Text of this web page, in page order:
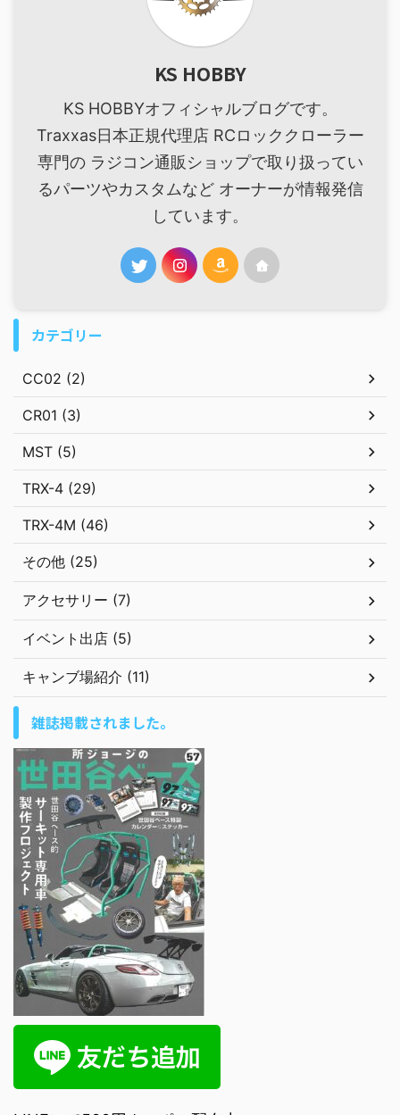
KS HOBBY
KS HOBBYオフィシャルブログです。
Traxxas日本正規代理店 RCロッククローラー
専門の ラジコン通販ショップで取り扱ってい
るパーツやカスタムなど オーナーが情報発信
しています。
カテゴリー
CC02 (2)
CR01 (3)
MST (5)
TRX-4 (29)
TRX-4M (46)
その他 (25)
アクセサリー (7)
イベント出店 (5)
キャンブ場紹介 (11)
雑誌掲載されました。